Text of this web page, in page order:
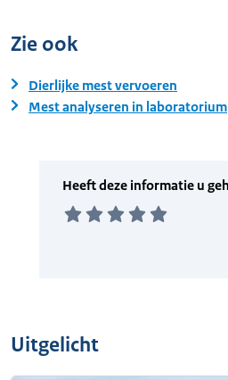
Zie ook
Dierlijke mest vervoeren
Mest analyseren in laboratorium
Uitgelicht